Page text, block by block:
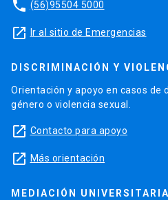
phone (56)95504 5000
launch Ir al sitio de Emergencias
DISCRIMINACIÓN Y
Orientación y apoyo en casos de
género o violencia sexual.
launch Contacto para apoyo
launch Más orientación
MEDIACIÓN UNIVERSITARIA